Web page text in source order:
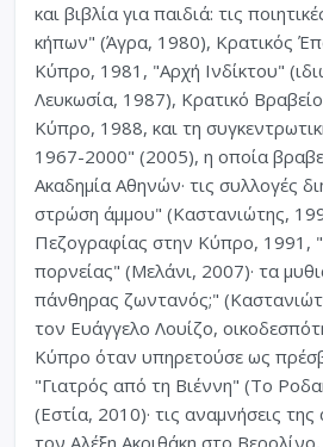
και βιβλία για παιδιά: τις
κήπων" (Άγρα, 1980), Κρατικός
Κύπρο, 1981, "Αρχή Ινδίκτου"
Λευκωσία, 1987), Κρατικό
Κύπρο, 1988, και τη
1967-2000" (2005), η οποία
Ακαδημία Αθηνών· τις συλλογές
στρώση άμμου" (Καστανιώτης,
Πεζογραφίας στην Κύπρο, 1991,
πορνείας" (Μελάνι, 2007)· τα
πάνθηρας ζωντανός;"
τον Ευάγγελο Λουίζο,
Κύπρο όταν υπηρετούσε ως
"Γιατρός από τη Βιέννη" (Το
(Εστία, 2010)· τις αναμνήσεις
τον Αλέξη Ακριθάκη στο